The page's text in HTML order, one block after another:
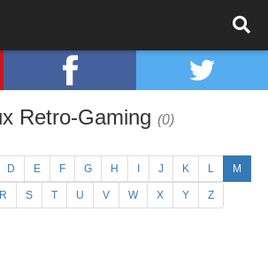
Retro-Gaming (0)
D E F G H J K L M
R S T U V W X Y Z